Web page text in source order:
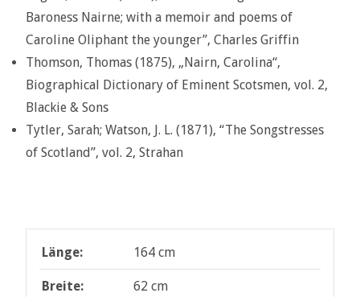
Baroness Nairne; with a memoir and poems of
Caroline Oliphant the younger”, Charles Griffin
Thomson, Thomas (1875), „Nairn, Carolina“,
Biographical Dictionary of Eminent Scotsmen, vol. 2,
Blackie & Sons
Tytler, Sarah; Watson, J. L. (1871), “The Songstresses
of Scotland”, vol. 2, Strahan
Länge: 164 cm
Breite: 62 cm